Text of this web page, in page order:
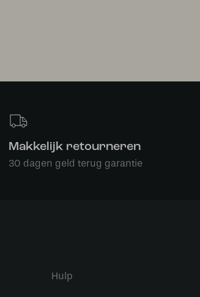
Makkelijk retourneren
30 dagen geld terug garantie
Hulp